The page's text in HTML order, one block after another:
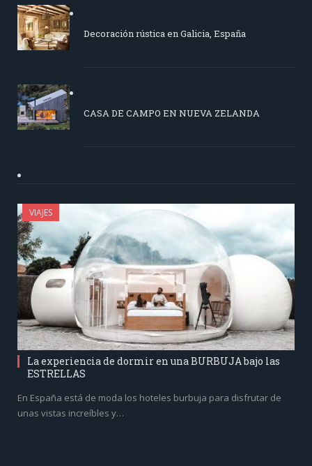
Decoración rústica en Galicia, España
CASA DE CAMPO EN NUEVA ZELANDA
VIAJES
La experiencia de dormir en una BURBUJA bajo las
ESTRELLAS
En España está de moda los hoteles burbuja para disfrutar de
unas vistas increíbles y…